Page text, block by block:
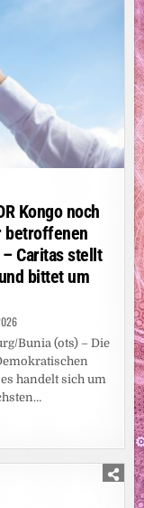
Kongo noch
betroffenen
Caritas stellt
bittet um
Bunia (ots) – Die
handelt sich um